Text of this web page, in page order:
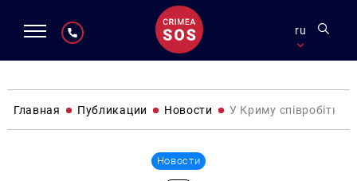
ru
Главная Публикации Новости У Криму
Новости